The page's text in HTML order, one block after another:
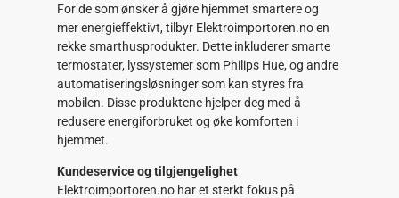
For de som ønsker å gjøre hjemmet smartere og
mer energieffektivt, tilbyr Elektroimportoren.no en
rekke smarthusprodukter. Dette inkluderer smarte
termostater, lyssystemer som Philips Hue, og andre
automatiseringsløsninger som kan styres fra
mobilen. Disse produktene hjelper deg med å
redusere energiforbruket og øke komforten i
hjemmet.
Kundeservice og tilgjengelighet
Elektroimportoren.no har et sterkt fokus på